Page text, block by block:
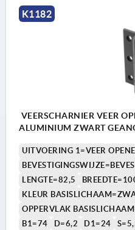
K1182
VEERSCHARNIER VEER
ALUMINIUM ZWART
UITVOERING 1=VEER
LENGTE=82,5
KLEUR
OPPERVLAK
B1=74
D=6,2 D1=24